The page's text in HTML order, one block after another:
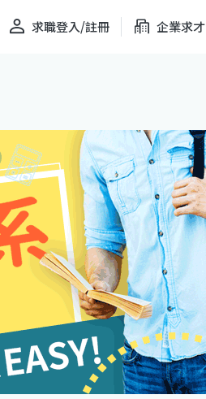
求職登入/註冊 企業求才